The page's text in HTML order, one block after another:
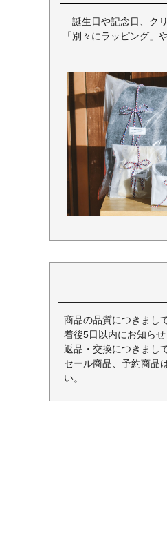
誕生日や記念日、ク
「別々にラッピング」
商品の品質につきまし
着後5日以内にお知らせ
返品・交換につきまし
セール商品、予約商品
い。